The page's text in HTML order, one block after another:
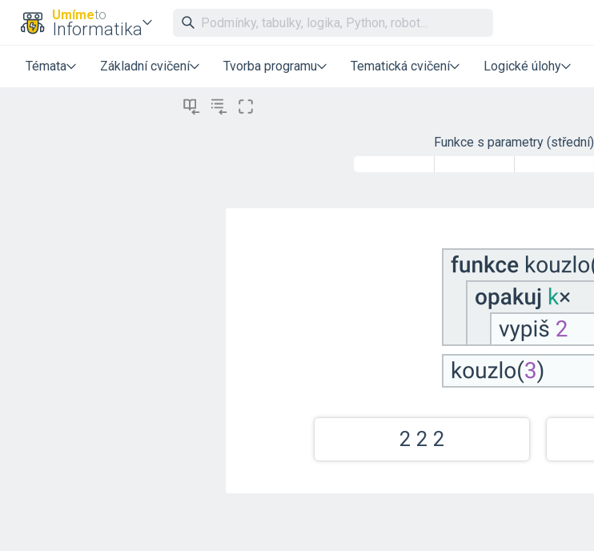
Umímeto
Informatika
Témata Základní cvičení Tvorba programu Tematická cvičení Logické úlohy
Funkce s parametry (střední)
2 2 2